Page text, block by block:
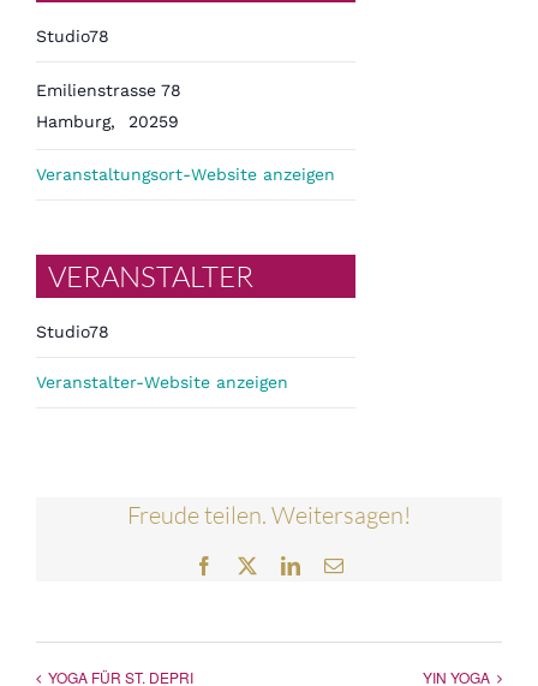
Studio78
Emilienstrasse 78
Hamburg, 20259
Veranstaltungsort-Website anzeigen
VERANSTALTER
Studio78
Veranstalter-Website anzeigen
Freude teilen. Weitersagen!
Facebook
TwitterLinkedIn
E-
YOGA FÜR ST. DEPRI YIN YOGA